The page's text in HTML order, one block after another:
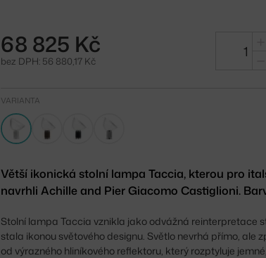
68 825 Kč
bez DPH: 56 880,17 Kč
VARIANTA
Větší ikonická stolní lampa Taccia, kterou pro
navrhli Achille and Pier Giacomo Castiglioni.
Stolní lampa Taccia vznikla jako odvážná reinterpretace
stala ikonou světového designu. Světlo nevrhá přímo, ale
od výrazného hliníkového reflektoru, který rozptyluje